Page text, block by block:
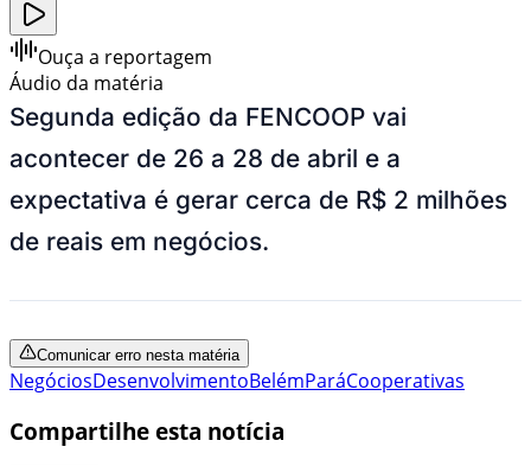
Ouça a reportagem
Áudio da matéria
Segunda edição da FENCOOP vai
acontecer de 26 a 28 de abril e a
expectativa é gerar cerca de R$ 2 milhões
de reais em negócios.
Comunicar erro nesta matéria
NegóciosDesenvolvimentoBelémParáCooperativas
Compartilhe esta notícia